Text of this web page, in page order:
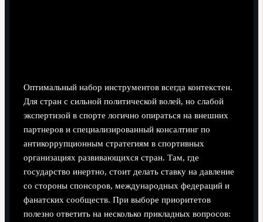
Оптимальный набор инструментов всегда контекстен.
Для стран с сильной политической волей, но слабой
экспертизой в спорте логично опираться на внешних
партнеров и специализированный консалтинг по
антикоррупционным стратегиям в спортивных
организациях развивающихся стран. Там, где
государство инертно, стоит делать ставку на давление
со стороны спонсоров, международных федераций и
фанатских сообществ. При выборе приоритетов
полезно ответить на несколько прикладных вопросов: